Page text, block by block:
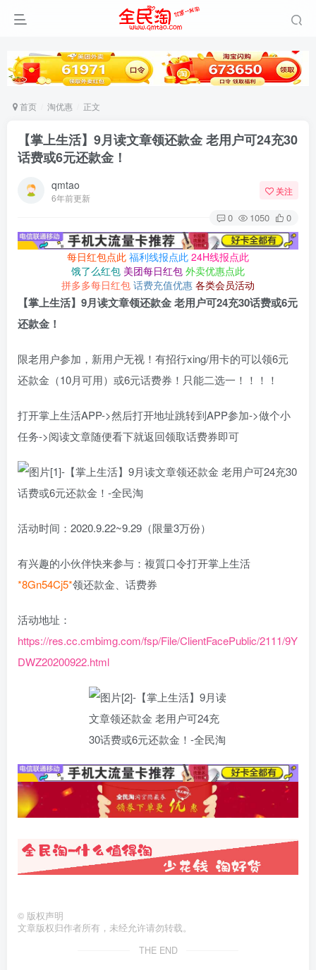
首页 淘优惠 正文
【掌上生活】9月读文章领还款金 老用户可24充30
话费或6元还款金！
qmtao
6年前更新
关注
0 1050 0
每日红包点此 福利线报点此 24H线报点此
饿了么红包 美团每日红包 外卖优惠点此
拼多多每日红包 话费充值优惠 各类会员活动
【掌上生活】9月读文章领还款金 老用户可24充30话费或6元
还款金！
限老用户参加，新用户无视！有招行xing/用卡的可以领6元
还款金（10月可用）或6元话费券！只能二选一！！！！
打开掌上生活APP->然后打开地址跳转到APP参加->做个小
任务->阅读文章随便看下就返回领取话费券即可
活动时间：2020.9.22~9.29（限量3万份）
有兴趣的小伙伴快来参与：複質口令打开掌上生活
*8Gn54Cj5*领还款金、话费券
活动地址：
https://res.cc.cmbimg.com/fsp/File/ClientFacePublic/2111/9Y
DWZ20200922.html
© 版权声明
文章版权归作者所有，未经允许请勿转载。
THE END